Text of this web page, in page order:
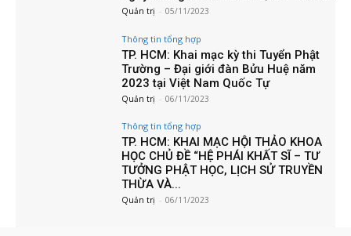
Quản trị - 05/11/2023
Thông tin tổng hợp
TP. HCM: Khai mạc kỳ thi Tuyển Phật
Trường – Đại giới đàn Bửu Huệ năm
2023 tại Việt Nam Quốc Tự
Quản trị - 06/11/2023
Thông tin tổng hợp
TP. HCM: KHAI MẠC HỘI THẢO KHOA
HỌC CHỦ ĐỀ “HỆ PHÁI KHẤT SĨ – TƯ
TƯỞNG PHẬT HỌC, LỊCH SỬ TRUYỀN
THỪA VÀ...
Quản trị - 06/11/2023